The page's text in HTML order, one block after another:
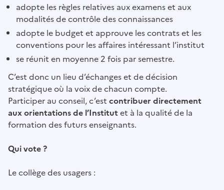
adopte les règles relatives aux examens et aux
modalités de contrôle des connaissances
adopte le budget et approuve les contrats et les
conventions pour les affaires intéressant l’institut
se réunit en moyenne 2 fois par semestre.
C’est donc un lieu d’échanges et de décision
stratégique où la voix de chacun compte.
Participer au conseil, c’est contribuer directement
aux orientations de l’Institutet à la qualité de la
formation des futurs enseignants.
Qui vote ?
Le collège des usagers :